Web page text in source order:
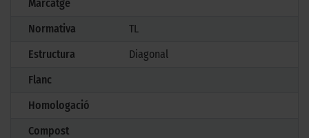
Marcatge
Normativa
TL
Estructura
Diagonal
Flanc
Homologació
Compost